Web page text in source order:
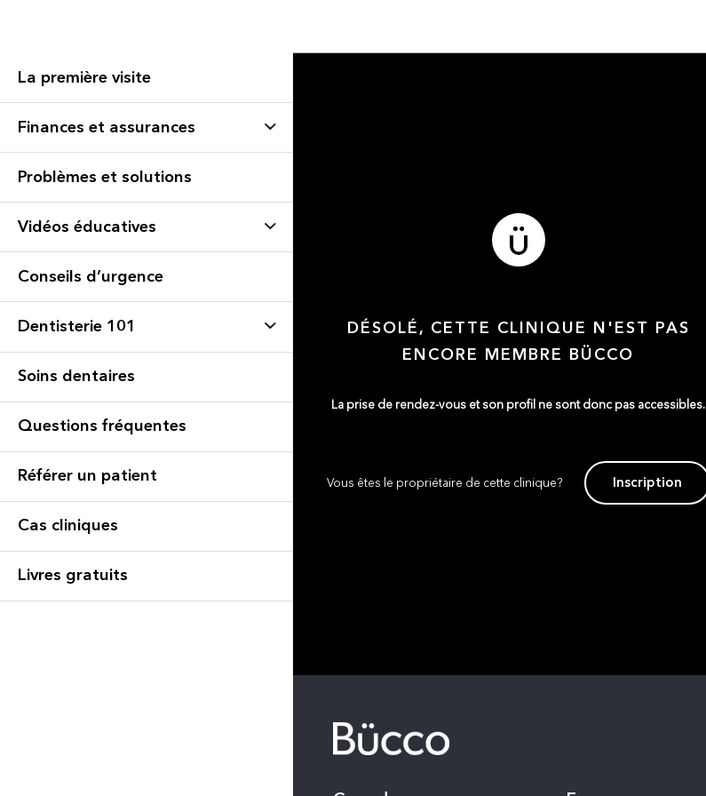
La première visite
Finances et assurances
Problèmes et solutions
Vidéos éducatives
Conseils d’urgence
Dentisterie 101
Soins dentaires
Questions fréquentes
Référer un patient
Cas cliniques
Livres gratuits
DÉSOLÉ, CETTE CLINIQUE N'EST PAS
ENCORE MEMBRE BÜCCO
La prise de rendez-vous et son profil ne sont donc pas accessibles.
Vous êtes le propriétaire de cette clinique? Inscription